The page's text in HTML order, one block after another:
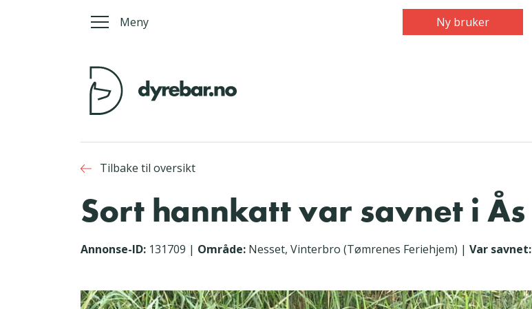
Meny Ny bruker
Tilbake til oversikt
Sort hannkatt var savnet i Ås
Annonse-ID: 131709 | Område: Nesset, Vinterbro (Tømrenes Feriehjem) | Var savnet: